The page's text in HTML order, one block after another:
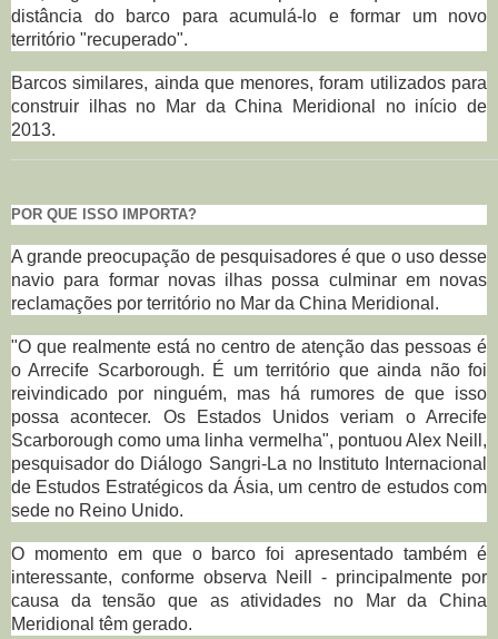
distância do barco para acumulá-lo e formar um novo
território "recuperado".
Barcos similares, ainda que menores, foram utilizados para
construir ilhas no Mar da China Meridional no início de
2013.
POR QUE ISSO IMPORTA?
A grande preocupação de pesquisadores é que o uso desse
navio para formar novas ilhas possa culminar em novas
reclamações por território no Mar da China Meridional.
"O que realmente está no centro de atenção das pessoas é
o Arrecife Scarborough. É um território que ainda não foi
reivindicado por ninguém, mas há rumores de que isso
possa acontecer. Os Estados Unidos veriam o Arrecife
Scarborough como uma linha vermelha", pontuou Alex Neill,
pesquisador do Diálogo Sangri-La no Instituto Internacional
de Estudos Estratégicos da Ásia, um centro de estudos com
sede no Reino Unido.
O momento em que o barco foi apresentado também é
interessante, conforme observa Neill - principalmente por
causa da tensão que as atividades no Mar da China
Meridional têm gerado.